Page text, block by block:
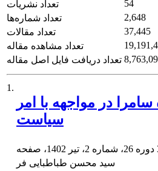
تعداد نشریات
54
تعداد شماره‌ها
2,648
تعداد مقالات
37,445
تعداد مشاهده مقاله
تعداد دریافت فایل اصل مقاله
1.
در مواجهه با امر
سیاست
سید محسن طباطبایی فر